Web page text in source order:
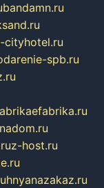
bandamn.ru
cityhotel.ru
spb.ru
z-host.ru